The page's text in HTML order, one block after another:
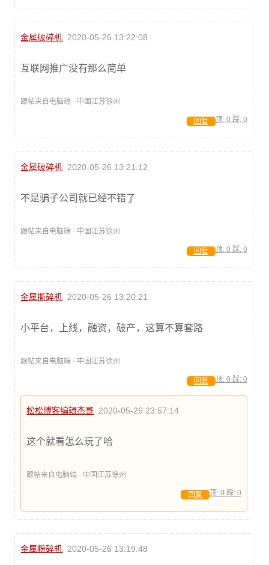
金属破碎机 2020-05-26 13:22:08
互联网推广没有那么简单
跟帖来自电脑端 · 中国江苏徐州
顶: 0 踩: 0
回复
金属破碎机 2020-05-26 13:21:12
不是骗子公司就已经不错了
跟帖来自电脑端 · 中国江苏徐州
顶: 0 踩: 0
回复
金属撕碎机 2020-05-26 13:20:21
小平台，上线，融资，破产，这算不算套路
跟帖来自电脑端 · 中国江苏徐州
顶: 0 踩: 0
回复
松松博客编辑杰哥 2020-05-26 23:57:14
这个就看怎么玩了哈
跟帖来自电脑端 · 中国江苏徐州
顶: 0 踩: 0
回复
金属粉碎机 2020-05-26 13:19:48